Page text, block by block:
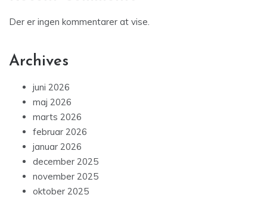
Der er ingen kommentarer at vise.
Archives
juni 2026
maj 2026
marts 2026
februar 2026
januar 2026
december 2025
november 2025
oktober 2025